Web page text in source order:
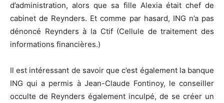
d’administration, alors que sa fille Alexia était chef de
cabinet de Reynders. Et comme par hasard, ING n’a pas
dénoncé Reynders à la Ctif (Cellule de traitement des
informations financières.)
Il est intéressant de savoir que c’est également la banque
ING qui a permis à Jean-Claude Fontinoy, le conseiller
occulte de Reynders également inculpé, de se créer un